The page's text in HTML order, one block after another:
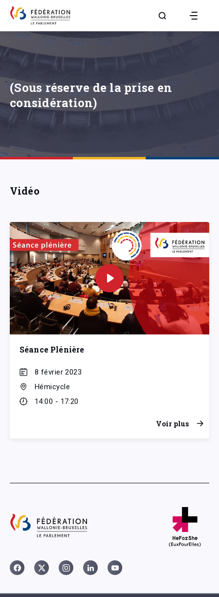
Aller à la page
(Sous réserve de la prise en
considération)
Vidéo
Séance Plénière
8 février 2023
Hémicycle
14:00 - 17:20
Voir plus